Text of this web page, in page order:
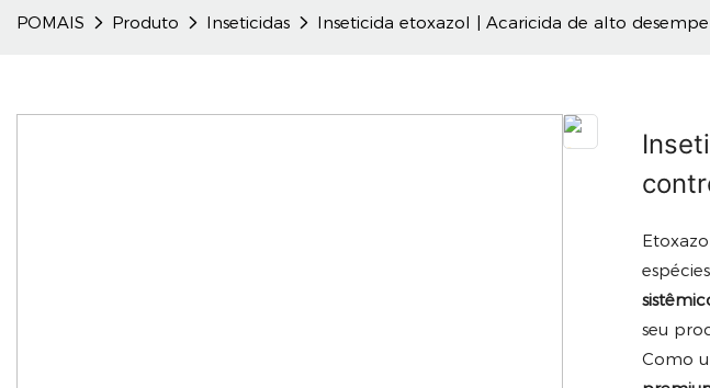
POMAIS Produto Inseticidas Inseticida etoxazol | Acaricida de alto
seu
Como